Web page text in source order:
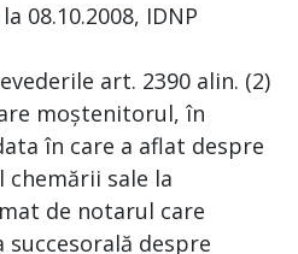
08.10.2008, IDNP
art. 2390 alin. (2)
moștenitorul, în
în care a aflat despre
sale la
de notarul care
despre